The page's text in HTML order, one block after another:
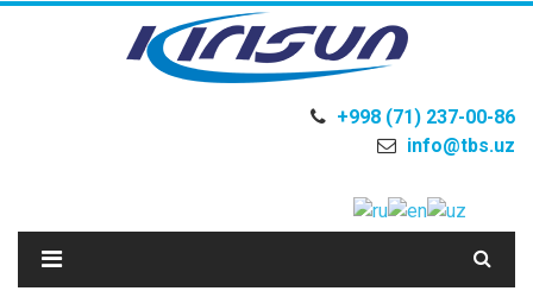
+998 (71) 237-00-86
info@tbs.uz